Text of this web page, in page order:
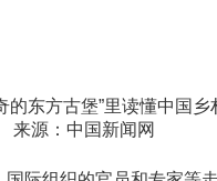
的东方古堡”里读懂中国乡
源：中国新闻网